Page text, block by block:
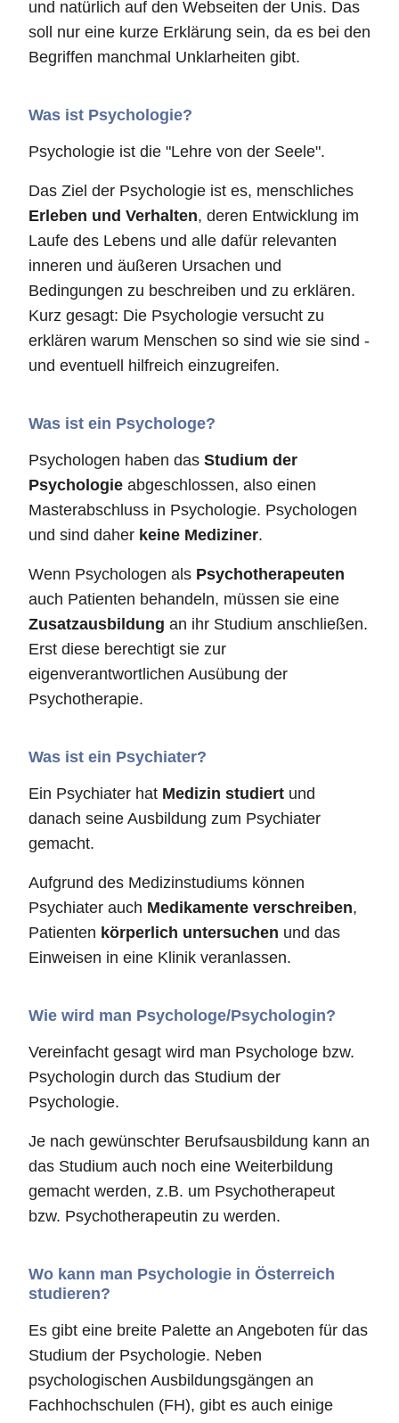
und natürlich auf den Webseiten der Unis. Das
soll nur eine kurze Erklärung sein, da es bei den
Begriffen manchmal Unklarheiten gibt.
Was ist Psychologie?
Psychologie ist die "Lehre von der Seele".
Das Ziel der Psychologie ist es, menschliches
Erleben und Verhalten, deren Entwicklung im
Laufe des Lebens und alle dafür relevanten
inneren und äußeren Ursachen und
Bedingungen zu beschreiben und zu erklären.
Kurz gesagt: Die Psychologie versucht zu
erklären warum Menschen so sind wie sie sind -
und eventuell hilfreich einzugreifen.
Was ist ein Psychologe?
Psychologen haben das Studium der
Psychologie abgeschlossen, also einen
Masterabschluss in Psychologie. Psychologen
und sind daher keine Mediziner.
Wenn Psychologen als Psychotherapeuten
auch Patienten behandeln, müssen sie eine
Zusatzausbildung an ihr Studium anschließen.
Erst diese berechtigt sie zur
eigenverantwortlichen Ausübung der
Psychotherapie.
Was ist ein Psychiater?
Ein Psychiater hat Medizin studiert und
danach seine Ausbildung zum Psychiater
gemacht.
Aufgrund des Medizinstudiums können
Psychiater auch Medikamente verschreiben,
Patienten körperlich untersuchen und das
Einweisen in eine Klinik veranlassen.
Wie wird man Psychologe/Psychologin?
Vereinfacht gesagt wird man Psychologe bzw.
Psychologin durch das Studium der
Psychologie.
Je nach gewünschter Berufsausbildung kann an
das Studium auch noch eine Weiterbildung
gemacht werden, z.B. um Psychotherapeut
bzw. Psychotherapeutin zu werden.
Wo kann man Psychologie in Österreich
studieren?
Es gibt eine breite Palette an Angeboten für das
Studium der Psychologie. Neben
psychologischen Ausbildungsgängen an
Fachhochschulen (FH), gibt es auch einige